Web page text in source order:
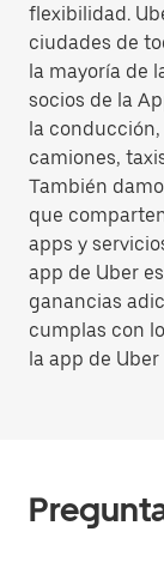
flexibilidad.
ciudades de
la mayoría de
socios de la
la
camiones,
También
que
apps y
app de Uber
ganancias
cumplas con
la app de